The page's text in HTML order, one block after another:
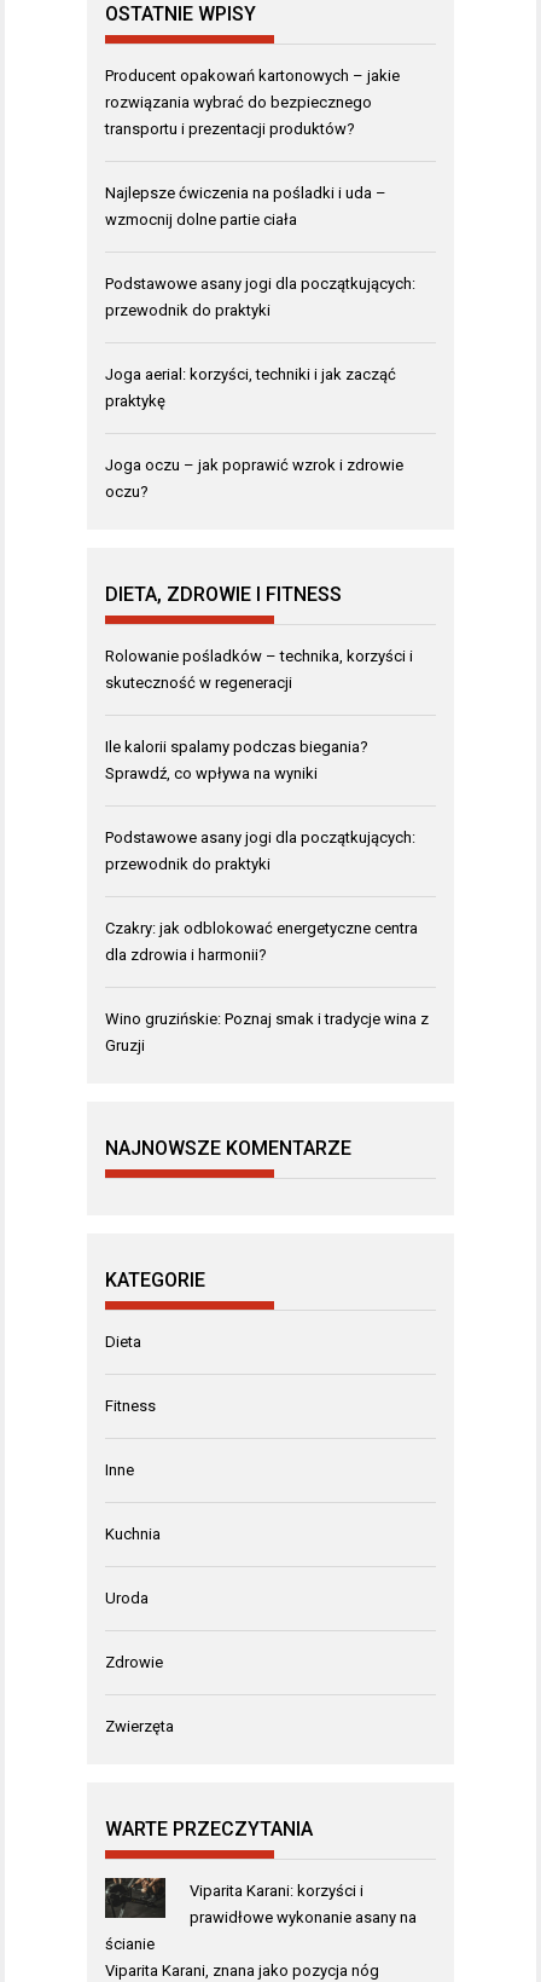
OSTATNIE WPISY
Producent opakowań kartonowych – jakie
rozwiązania wybrać do bezpiecznego
transportu i prezentacji produktów?
Najlepsze ćwiczenia na pośladki i uda –
wzmocnij dolne partie ciała
Podstawowe asany jogi dla początkujących:
przewodnik do praktyki
Joga aerial: korzyści, techniki i jak zacząć
praktykę
Joga oczu – jak poprawić wzrok i zdrowie
oczu?
DIETA, ZDROWIE I FITNESS
Rolowanie pośladków – technika, korzyści i
skuteczność w regeneracji
Ile kalorii spalamy podczas biegania?
Sprawdź, co wpływa na wyniki
Podstawowe asany jogi dla początkujących:
przewodnik do praktyki
Czakry: jak odblokować energetyczne centra
dla zdrowia i harmonii?
Wino gruzińskie: Poznaj smak i tradycje wina z
Gruzji
NAJNOWSZE KOMENTARZE
KATEGORIE
Dieta
Fitness
Inne
Kuchnia
Uroda
Zdrowie
Zwierzęta
WARTE PRZECZYTANIA
Viparita Karani: korzyści i
prawidłowe wykonanie asany na
ścianie
Viparita Karani, znana jako pozycja nóg